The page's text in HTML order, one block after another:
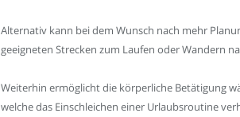
Alternativ kann bei dem Wunsch nach mehr
geeigneten Strecken zum Laufen oder Wandern
Weiterhin ermöglicht die körperliche Betätigung
welche das Einschleichen einer Urlaubsroutine